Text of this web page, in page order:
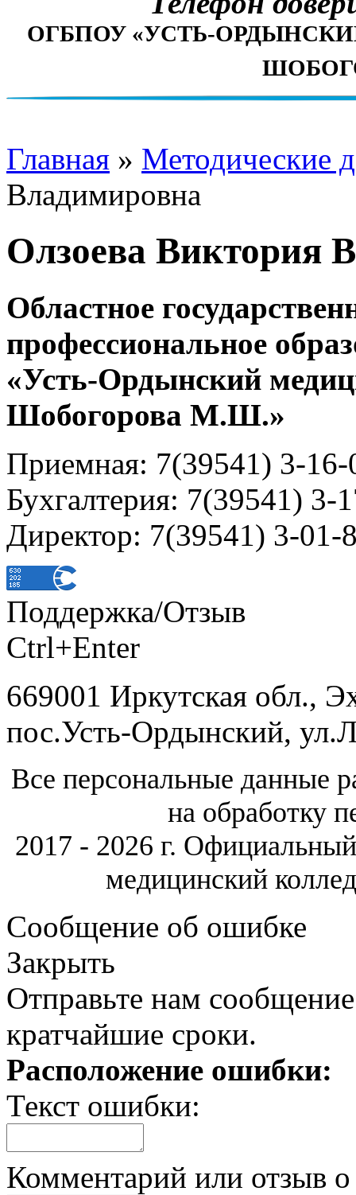
ОГБПОУ «УСТЬ-
Главная » Методические
Владимировна
Олзоева Виктория
Областное
профессиональное
«Усть-Ордынский
Шобогорова М.Ш.»
Приемная: 7(39541) 3-16-
Бухгалтерия: 7(39541) 3-
Директор: 7(39541) 3-01-
Поддержка/Отзыв
Ctrl+Enter
669001 Иркутская обл.,
пос.Усть-Ордынский,
Все персональные данные
на обработку
2017 - 2026 г.
медицинский
Сообщение об ошибке
Закрыть
Отправьте нам
кратчайшие сроки.
Расположение ошибки:
Текст ошибки:
Комментарий или отзыв о